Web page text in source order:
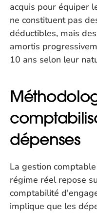
acquis pour équiper
ne constituent pas
déductibles, mais
amortis
10 ans selon leur
dépenses
La gestion
régime réel repose
comptabilité
implique que les